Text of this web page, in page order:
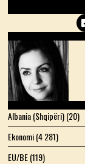
Albania (Shqipëri)(20)
Ekonomi(4 281)
EU/BE(119)